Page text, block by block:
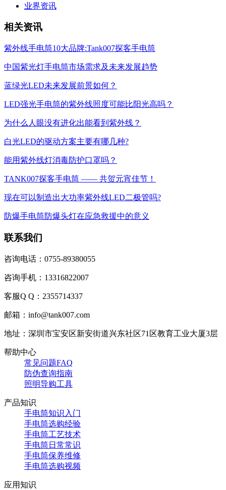
业界资讯
相关资讯
紫外线手电筒10大品牌:Tank007探客手电筒
中国紫光灯手电筒市场需求及未来发展趋势
蓝绿光LED未来发展前景如何？
LED强光手电筒的紫外线照度可能比阳光高吗？
为什么人眼没有进化出能看到紫外线？
白光LED的驱动方案主要有哪几种?
能用紫外线灯消毒防护口罩吗？
TANK007探客手电筒 —— 共贺元宵佳节！
现在可以制造出大功率紫外线LED二极管吗?
防爆手电筒防爆头灯在应急救援中的意义
联系我们
咨询电话：0755-89380055
咨询手机：13316822007
客服Q Q：2355714337
邮箱：info@tank007.com
地址：深圳市宝安区新安街道兴东社区71区教育工业大厦3层
帮助中心
常见问题FAQ
防伪查询指南
照明导购工具
产品知识
手电筒知识入门
手电筒选购经验
手电筒工艺技术
手电筒日常常识
手电筒保养维修
手电筒选购视频
应用知识